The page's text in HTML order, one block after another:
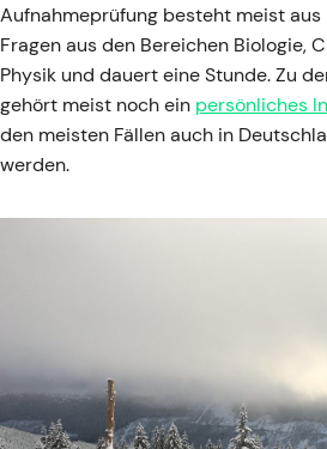
Aufnahmeprüfung besteht meist
Fragen aus den Bereichen Biologie,
Physik und dauert eine Stunde. Zu
gehört meist noch ein persönliches
den meisten Fällen auch in
werden.